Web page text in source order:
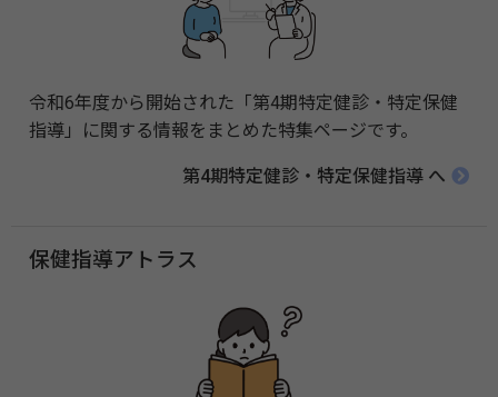
令和6年度から開始された「第4期特定健診・特定保健
指導」に関する情報をまとめた特集ページです。
第4期特定健診・特定保健指導 へ
保健指導アトラス